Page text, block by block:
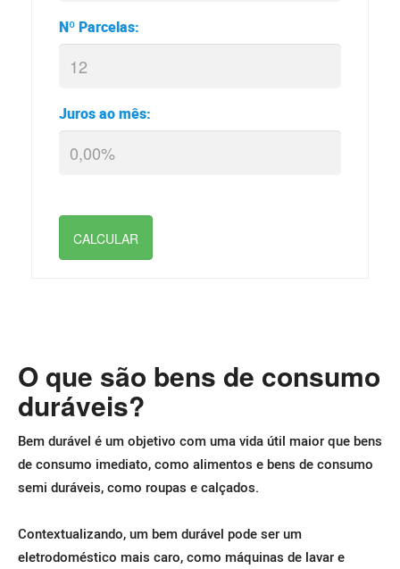
Nº Parcelas:
Juros ao mês:
CALCULAR
O que são bens de consumo
duráveis?
Bem durável é um objetivo com uma vida útil maior que bens
de consumo imediato, como alimentos e bens de consumo
semi duráveis, como roupas e calçados.
Contextualizando, um bem durável pode ser um
eletrodoméstico mais caro, como máquinas de lavar e